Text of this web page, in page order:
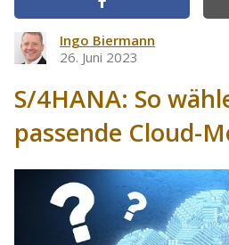
Ingo Biermann
26. Juni 2023
S/4HANA: So
passende Cloud-